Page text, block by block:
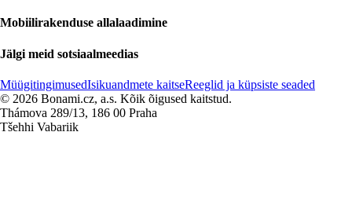
Mobiilirakenduse allalaadimine
Jälgi meid sotsiaalmeedias
MüügitingimusedIsikuandmete kaitseReeglid ja küpsiste seaded
© 2026 Bonami.cz, a.s. Kõik õigused kaitstud.
Thámova 289/13, 186 00 Praha
Tšehhi Vabariik